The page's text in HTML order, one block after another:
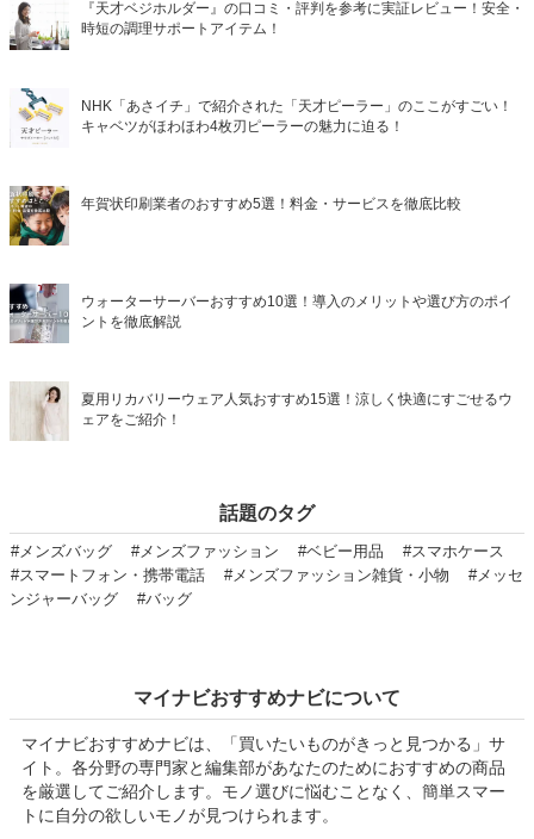
『天才ベジホルダー』の口コミ・評判を参考に実証レビュー！安全・
時短の調理サポートアイテム！
NHK「あさイチ」で紹介された「天才ピーラー」のここがすごい！
キャベツがほわほわ4枚刃ピーラーの魅力に迫る！
年賀状印刷業者のおすすめ5選！料金・サービスを徹底比較
ウォーターサーバーおすすめ10選！導入のメリットや選び方のポイ
ントを徹底解説
夏用リカバリーウェア人気おすすめ15選！涼しく快適にすごせるウ
ェアをご紹介！
話題のタグ
#メンズバッグ #メンズファッション #ベビー用品
#スマホケース
#スマートフォン・携帯電話
#メンズファッション雑貨・小物
#メッセ
ンジャーバッグ
#バッグ
マイナビおすすめナビについて
マイナビおすすめナビは、「買いたいものがきっと見つかる」サ
イト。各分野の専門家と編集部があなたのためにおすすめの商品
を厳選してご紹介します。モノ選びに悩むことなく、簡単スマー
トに自分の欲しいモノが見つけられます。